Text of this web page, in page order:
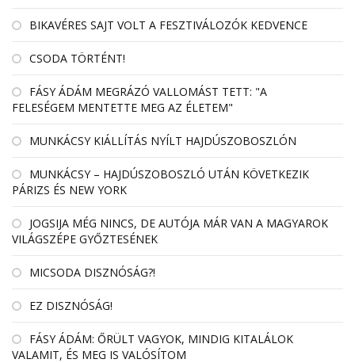
BIKAVÉRES SAJT VOLT A FESZTIVÁLOZÓK KEDVENCE
CSODA TÖRTÉNT!
FÁSY ÁDÁM MEGRÁZÓ VALLOMÁST TETT: "A
FELESÉGEM MENTETTE MEG AZ ÉLETEM"
MUNKÁCSY KIÁLLÍTÁS NYÍLT HAJDÚSZOBOSZLÓN
MUNKÁCSY – HAJDÚSZOBOSZLÓ UTÁN KÖVETKEZIK
PÁRIZS ÉS NEW YORK
JOGSIJA MÉG NINCS, DE AUTÓJA MÁR VAN A MAGYAROK
VILÁGSZÉPE GYŐZTESÉNEK
MICSODA DISZNÓSÁG?!
EZ DISZNÓSÁG!
FÁSY ÁDÁM: ŐRÜLT VAGYOK, MINDIG KITALÁLOK
VALAMIT, ÉS MEG IS VALÓSÍTOM